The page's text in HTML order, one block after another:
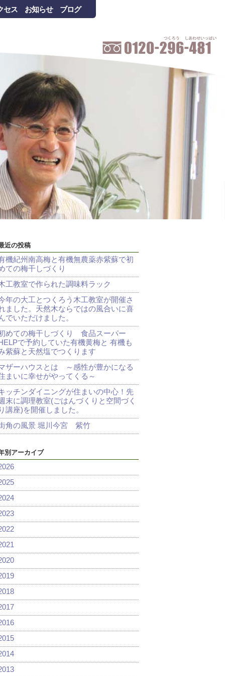
セス お知らせ ブログ
近の投稿
機紀州南高梅と有機無農薬赤紫蘇で初
ての梅干しづくり
工教室で作られた調味料ラック
年の大工とつくろう木工教室が開催さ
ました。天然木ならではの風合いに喜
でいただけました。
めての梅干しづくり 食品スーパー
で予約していた有機黄梅と 有機も
紫蘇と天然塩でつくります
ザーハウスとは ～感性が豊かになる
まいに幸せがやってくる～
ッチンダイニングが住まいの中心！先
末に調理教室(ごはんづくりと空間づく
り講座)を開催しました。
角の風景 堀川今宮 紫竹
別アーカイブ